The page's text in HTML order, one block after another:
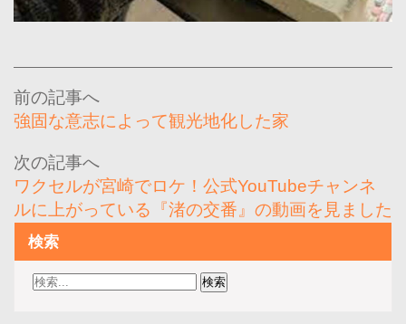
投
稿
ビ
ゲ
ー
シ
ョ
強固な意志によって観光地化した家
ワクセルが宮崎でロケ！公式YouTubeチャンネ
ルに上がっている『渚の交番』の動画を見ました
検索